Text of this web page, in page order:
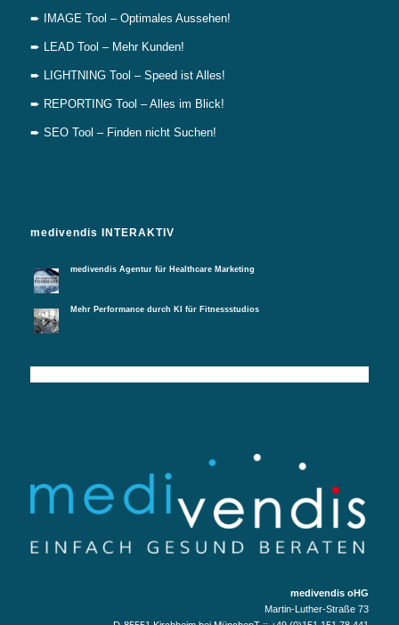
➨ IMAGE Tool – Optimales Aussehen!
➨ LEAD Tool – Mehr Kunden!
➨ LIGHTNING Tool – Speed ist Alles!
➨ REPORTING Tool – Alles im Blick!
➨ SEO Tool – Finden nicht Suchen!
medivendis INTERAKTIV
medivendis Agentur für Healthcare Marketing
Mehr Performance durch KI für Fitnessstudios
medivendis oHG
Martin-Luther-Straße 73